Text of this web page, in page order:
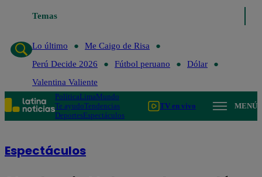
Temas
Lo último
Me Caigo de Risa
Perú Decide 2026
Fútbol peruano
Dólar
Valentina Valiente
PolíticaLimaMundo
Te ayudoTendencias
DeportesEspectáculos
TV en vivo MENÚ
Espectáculos